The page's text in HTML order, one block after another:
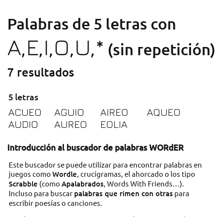
Palabras de 5 letras con
A,E,I,O,U,* (sin repetición)
7 resultados
5 letras
ACUEO AGUIO AIREO
AQUEO
AUDIO
AUREO EOLIA
Introducción al buscador de palabras WORdER
Este buscador se puede utilizar para encontrar palabras en
juegos como Wordle, crucigramas, el ahorcado o los tipo
Scrabble (como Apalabrados, Words With Friends…).
Incluso para buscar palabras que rimen con otraspara
escribir poesías o canciones.